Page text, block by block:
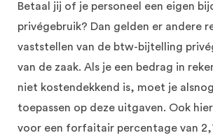
Betaal jij of je personeel een eigen
privégebruik? Dan gelden er andere
vaststellen van de btw-bijtelling
van de zaak. Als je een bedrag in
niet kostendekkend is, moet je
toepassen op deze uitgaven. Ook
voor een forfaitair percentage van